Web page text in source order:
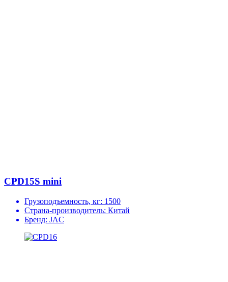
CPD15S mini
Грузоподъемность, кг: 1500
Страна-производитель: Китай
Бренд: JAC